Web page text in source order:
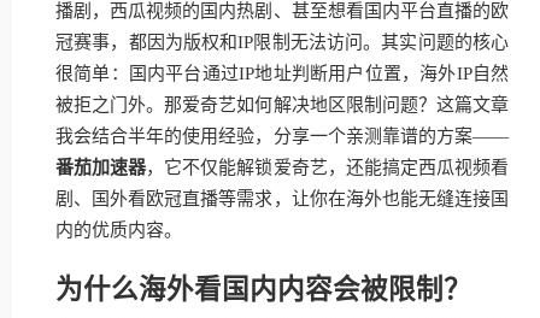
播剧，西瓜视频的国内热剧、甚至想看国内平台直播的欧
冠赛事，都因为版权和IP限制无法访问。其实问题的核心
很简单：国内平台通过IP地址判断用户位置，海外IP自然
被拒之门外。那爱奇艺如何解决地区限制问题？这篇文章
我会结合半年的使用经验，分享一个亲测靠谱的方案——
番茄加速器，它不仅能解锁爱奇艺，还能搞定西瓜视频看
剧、国外看欧冠直播等需求，让你在海外也能无缝连接国
内的优质内容。
为什么海外看国内内容会被限制？